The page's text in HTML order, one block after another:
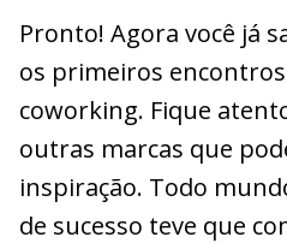
Pronto! Agora você já
os primeiros
coworking. Fique
outras marcas que
inspiração. Todo
de sucesso teve que